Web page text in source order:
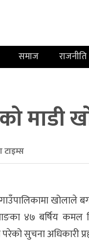
समाज राजनीति
माडी
गाउँपालिकामा खोलाले
४७ बर्षिय कमल
सुचना अधिकारी